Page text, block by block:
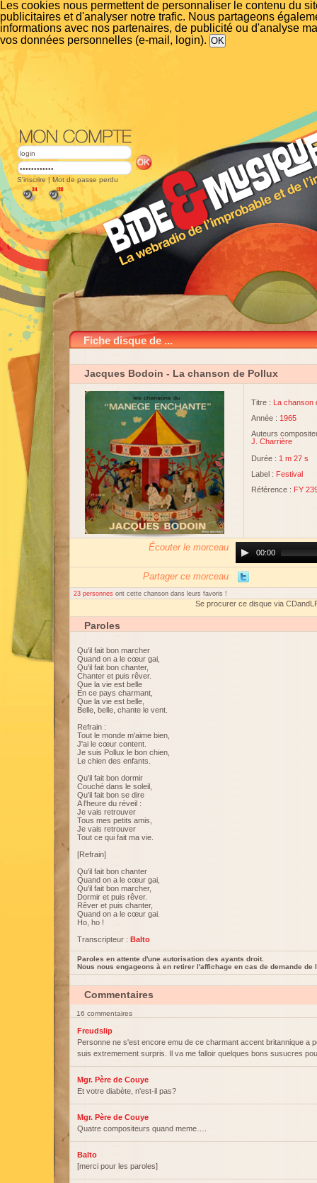
Les cookies nous permettent de personnaliser le contenu du
publicitaires et d'analyser notre trafic. Nous partageons
informations avec nos partenaires, de publicité ou d'analyse
vos données personnelles (e-mail, login).
S'inscrire | Mot de passe perdu
Fiche disque de ...
Jacques Bodoin - La chanson de Pollux
Titre : La chanson
Année : 1965
Auteurs
J. Charrière
Durée : 1 m 27 s
Label : Festival
Référence : FY
Écouter le morceau
Player00:00
Partager ce morceau
23 personnes ont cette chanson dans leurs favoris !
Se procurer ce disque via
Paroles
Qu'il fait bon marcher
Quand on a le cœur gai,
Qu'il fait bon chanter,
Chanter et puis rêver.
Que la vie est belle
En ce pays charmant,
Que la vie est belle,
Belle, belle, chante le vent.
Refrain :
Tout le monde m'aime bien,
J'ai le cœur content.
Je suis Pollux le bon chien,
Le chien des enfants.
Qu'il fait bon dormir
Couché dans le soleil,
Qu'il fait bon se dire
A l'heure du réveil :
Je vais retrouver
Tous mes petits amis,
Je vais retrouver
Tout ce qui fait ma vie.
[Refrain]
Qu'il fait bon chanter
Quand on a le cœur gai,
Qu'il fait bon marcher,
Dormir et puis rêver.
Rêver et puis chanter,
Quand on a le cœur gai.
Ho, ho !
Transcripteur : Balto
Paroles en attente d'une autorisation des ayants droit.
Nous nous engageons à en retirer l'affichage en cas de demande de
Commentaires
16 commentaires
Freudslip
Personne ne s'est encore emu de ce charmant accent britannique a
suis extremement surpris. Il va me falloir quelques bons susucres
Mgr. Père de Couye
Et votre diabète, n'est-il pas?
Mgr. Père de Couye
Quatre compositeurs quand meme….
Balto
[merci pour les paroles]